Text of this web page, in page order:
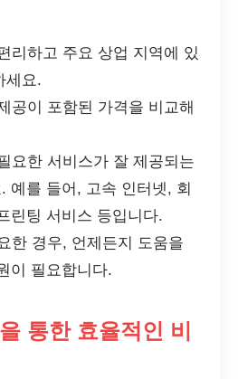
리하고 주요 상업 지역에 있
세요.
공이 포함된 가격을 비교해
요한 서비스가 잘 제공되는
예를 들어, 고속 인터넷, 회
린팅 서비스 등입니다.
한 경우, 언제든지 도움을
이 필요합니다.
통한 효율적인 비